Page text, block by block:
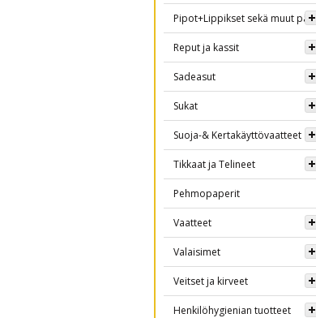
Pipot+Lippikset sekä muut päähineet
Reput ja kassit
Sadeasut
Sukat
Suoja-& Kertakäyttövaatteet
Tikkaat ja Telineet
Pehmopaperit
Vaatteet
Valaisimet
Veitset ja kirveet
Henkilöhygienian tuotteet